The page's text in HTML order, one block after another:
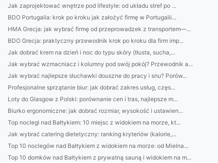
Jak zaprojektować wnętrze pod lifestyle: od układu stref po ...
BDO Portugalia: krok po kroku jak założyć firmę w Portugalii...
HMA Grecja: jak wybrać firmę od przeprowadzek z transportem—...
BDO Grecja: praktyczny przewodnik krok po kroku dla firm imp...
Jak dobrać krem na dzień i noc do typu skóry (tłusta, sucha,...
Jak wybrać wzmacniacz i kolumny pod swój pokój? Przewodnik a...
Jak wybrać najlepsze słuchawki douszne do pracy i snu? Porów...
Profesjonalne sprzątanie biur: jak dobrać zakres usług, częs...
Loty do Glasgow z Polski: porównanie cen i tras, najlepsze m...
Biurko ergonomiczne: jak dobrać rozmiar, wysokość i ustawien...
Top noclegi nad Bałtykiem: 10 miejsc z widokiem na morze, kt...
Jak wybrać catering dietetyczny: ranking kryteriów (kalorie,...
Top 10 noclegów nad Bałtykiem z widokiem na morze: od Mielna...
Top 10 domków nad Bałtykiem z prywatną sauną i widokiem na m...